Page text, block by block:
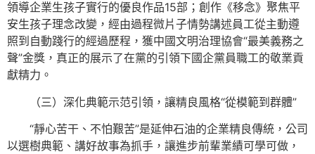
領導企業生孩子實行的優良作品15部；創作《移念》聚焦平
安生孩子理念改變，經由過程微片子情勢講述員工從主動遵
照到自動踐行的經過歷程，獲中國文明治理協會“最美義務之
聲”金獎，真正的展示了在黨的引領下國企黨員職工的敬業貢
獻精力。
（三）深化典範示范引領，讓精良風格“從模範到群體”
“靜心苦干、不怕艱苦”是延伸石油的企業精良傳統，公司
以選樹典範、講好故事為抓手，讓進步前輩業績可學可做，